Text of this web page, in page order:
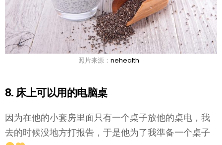
照片来源： nehealth
8. 床上可以用的电脑桌
因为在他的小套房里面只有一个桌子放他的桌电，我
去的时候没地方打报告，于是他为了我準备一个桌子